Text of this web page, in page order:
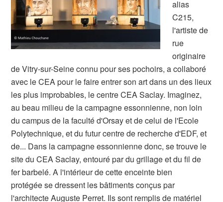
alias
C215,
l'artiste de
rue
originaire
de Vitry-sur-Seine connu pour ses pochoirs, a collaboré
avec le CEA pour le faire entrer son art dans un des lieux
les plus improbables, le centre CEA Saclay. Imaginez,
au beau milieu de la campagne essonnienne, non loin
du campus de la faculté d'Orsay et de celui de l'Ecole
Polytechnique, et du futur centre de recherche d'EDF, et
de... Dans la campagne essonnienne donc, se trouve le
site du CEA Saclay, entouré par du grillage et du fil de
fer barbelé. A l'intérieur de cette enceinte bien
protégée se dressent les bâtiments conçus par
l'architecte Auguste Perret. Ils sont remplis de matériel